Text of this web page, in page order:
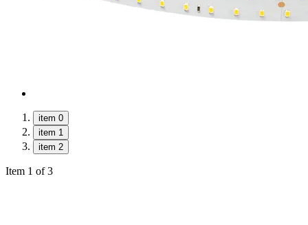
item 0
item 1
item 2
Item 1 of 3